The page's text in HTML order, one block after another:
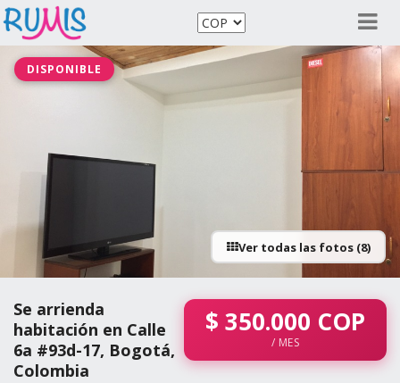
DISPONIBLE
Ver todas las fotos (8)
Se arrienda
habitación en Calle
6a #93d-17, Bogotá,
Colombia
$ 350.000 COP
/ MES